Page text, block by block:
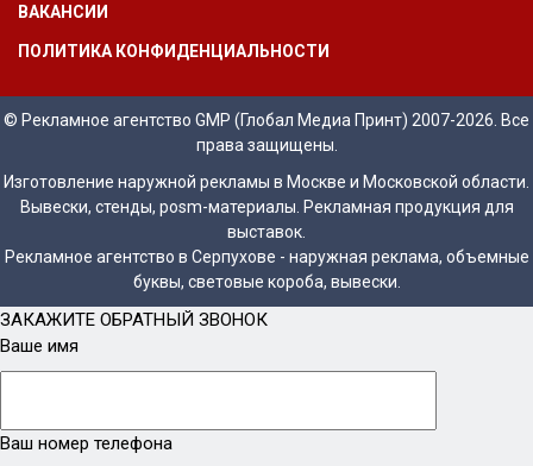
ВАКАНСИИ
ПОЛИТИКА КОНФИДЕНЦИАЛЬНОСТИ
© Рекламное агентство GMP (Глобал Медиа Принт) 2007-2026. Все
права защищены.
Изготовление наружной рекламы в Москве и Московской области.
Вывески, стенды, posm-материалы. Рекламная продукция для
выставок.
Рекламное агентство в Серпухове - наружная реклама, объемные
буквы, световые короба, вывески.
ЗАКАЖИТЕ ОБРАТНЫЙ ЗВОНОК
Ваше имя
Ваш номер телефона